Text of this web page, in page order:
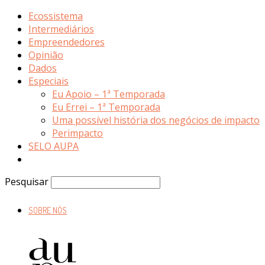
Ecossistema
Intermediários
Empreendedores
Opinião
Dados
Especiais
Eu Apoio – 1ª Temporada
Eu Errei – 1ª Temporada
Uma possível história dos negócios de impacto
Perimpacto
SELO AUPA
Pesquisar
SOBRE NÓS